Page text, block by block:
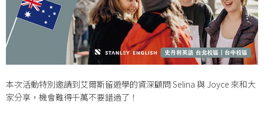
本次活動特別邀請到艾爾斯留遊學的資深顧問 Selina 與 Joyce 來和大
家分享，機會難得千萬不要錯過了！